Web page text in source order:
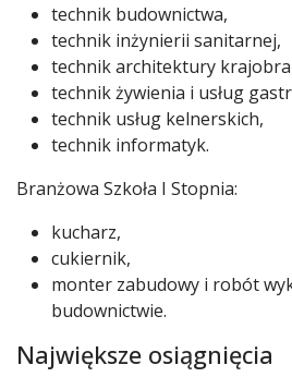
technik budownictwa,
technik inżynierii sanitarnej,
technik architektury
technik żywienia i usług
technik usług kelnerskich,
technik informatyk.
Branżowa Szkoła I Stopnia:
kucharz,
cukiernik,
monter zabudowy i robót
budownictwie.
Największe osiągnięcia